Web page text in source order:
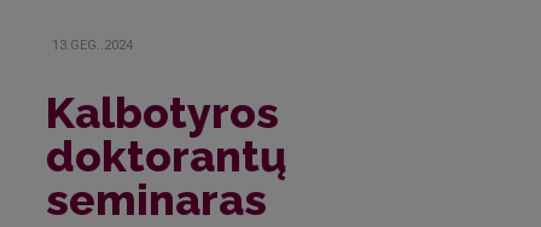
13.GEG..2024
Kalbotyros
doktorantų
seminaras